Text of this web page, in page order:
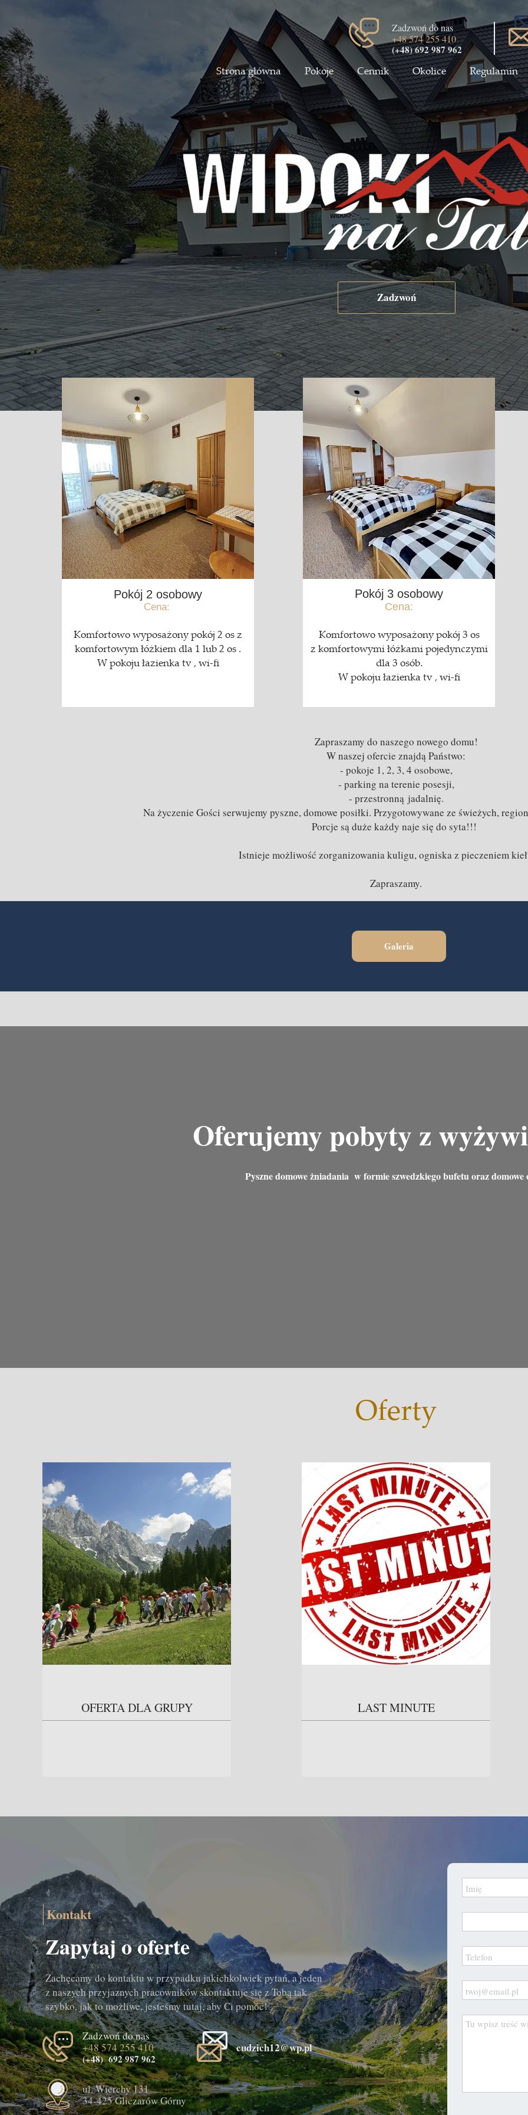
Oferty
Pokój 3 osobowy
Cena:
Komfortowo wyposażony pokój 3 os
z komfortowymi łóżkami pojedynczymi
dla 3 osób.
W pokoju łazienka tv , wi-fi
Pokój 2 osobowy
Cena:
Komfortowo wyposażony pokój 2 os z
komfortowym łóżkiem dla 1 lub 2 os .
W pokoju łazienka tv , wi-fi
LAST MINUTE
OFERTA DLA GRUPY
Galeria
Zapraszamy do naszego nowego domu!
W naszej ofercie znajdą Państwo:
- pokoje 1, 2, 3, 4 osobowe,
- parking na terenie posesji,
- przestronną jadalnię.
Na życzenie Gości serwujemy pyszne, domowe posiłki. Przygotowywane ze świeżych,
Porcje są duże każdy naje się do syta!!!
Istnieje możliwość zorganizowania kuligu, ogniska z pieczeniem
Zapraszamy.
Zadzwoń
Strona główna Pokoje Cennik Okolice Regulamin
Zadzwoń do nas
+48 574 255 410
(+48)692 987 962
Oferujemy pobyty z
Pyszne domowe żniadania w formie szwedzkiego bufetu oraz domowe
Kontakt
Zapytaj o oferte
Zachęcamy do kontaktu w przypadku jakichkolwiek pytań, a jeden
z naszych przyjaznych pracowników skontaktuje się z Tobą tak
szybko, jak to możliwe, jesteśmy tutaj, aby Ci pomóc!
Zadzwoń do nas
+48 574 255 410
(+48) 692 987 962
cudzich12@wp.pl
ul. Wierchy 131
34-425 Gliczarów Górny